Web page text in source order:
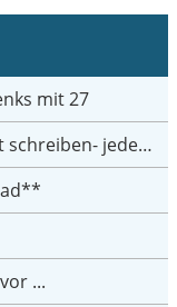
mit 27
jeder einen Satz
...